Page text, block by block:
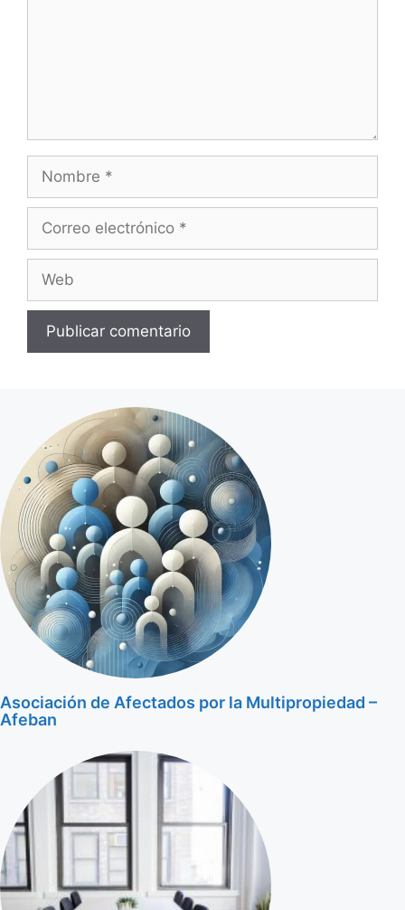
Nombre
Correo
Web
Asociación de Afectados por la Multipropiedad –
Afeban